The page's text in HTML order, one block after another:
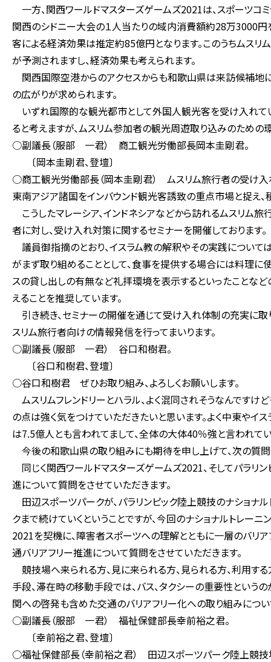
一方、関西ワールドマスターズゲームズ2021は、スポーツコ
関西のシドニー大会の１人当たりの域内消費額約28万3000
客による経済効果は推定約85億円となります。このうちムス
が予測されますし、経済効果も考えられます。
関西国際空港からのアクセスからも和歌山県は来訪候補地
の広がりが求められます。
いずれ国際的な観光都市として外国人観光客を受け入れて
ると考えますが、ムスリム参加者の観光周遊取り込みのため
○副議長（服部 一君） 商工観光労働部長岡本圭剛君。
〔岡本圭剛君、登壇〕
○商工観光労働部長（岡本圭剛君） ムスリム旅行者の受け入
東南アジア諸国をインバウンド観光客誘致の重点市場と捉え、
こうしたマレーシア、インドネシアなどから訪れるムスリム
者に対し、受け入れ対策に関するセミナーを開催しております。
議員御指摘のとおり、イスラム教の解釈やその実践について
がまず取り組めることとして、食事を提供する場合には料理に
スの貸し出しの有無など礼拝環境を表示するといったことな
えることを推奨しています。
引き続き、セミナーの開催を通じて受け入れ体制の充実に取
スリム旅行者向けの情報発信を行ってまいります。
○副議長（服部 一君） 谷口和樹君。
〔谷口和樹君、登壇〕
○谷口和樹君 ぜひお取り組み、よろしくお願いします。
ムスリムフレンドリーとハラル、よく混同されそうなんです
の点は強く気をつけていただきたいと思います。よく中東やイ
は7.5億人とも言われてまして、全体の大体40％強と言われてい
今後の和歌山県の取り組みにも期待を申し上げて、次の質問
同じく関西ワールドマスターズゲームズ2021、そしてパラリ
進について質問をさせていただきます。
田辺スポーツパークが、パラリンピック陸上競技のナショナ
クまで続けていくということですが、今回のナショナルトレー
2021を契機に、障害者スポーツへの理解とともに一層のバリ
通バリアフリー推進について質問をさせていただきます。
競技場へ来られる方、見に来られる方、見られる方、利用す
手段、滞在時の移動手段では、バス、タクシーの重要性という
関への啓発も含めた交通のバリアフリー化への取り組みについ
○副議長（服部 一君） 福祉保健部長幸前裕之君。
〔幸前裕之君、登壇〕
○福祉保健部長（幸前裕之君） 田辺スポーツパーク陸上競技